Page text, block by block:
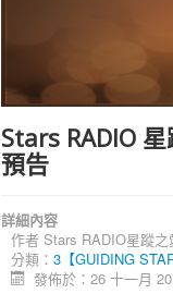
Stars RADIO
預告
詳細內容
作者 Stars RADIO星蹤之
分類： 3【GUIDING
發佈於：26 十一月